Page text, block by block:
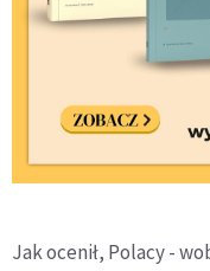
Jak ocenił, Polacy -